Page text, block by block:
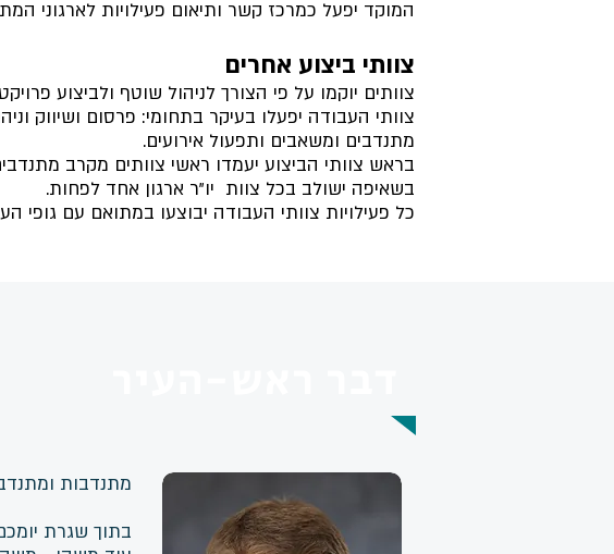
המוקד יפעל כמרכז קשר ותיאום פעילויות לארגוני
צוותי ביצוע אחרים
צוותים יוקמו על פי הצורך לניהול שוטף ולביצוע
צוותי העבודה יפעלו בעיקר בתחומי: פרסום ושיווק
מתנדבים ומשאבים ותפעול אירועים.
בראש צוותי הביצוע יעמדו ראשי צוותים מקרב
בשאיפה ישולב בכל צוות יו"ר ארגון אחד לפחות.
כל פעילויות צוותי העבודה יבוצעו במתואם עם גופי
מתנדבות
בתוך שגרת